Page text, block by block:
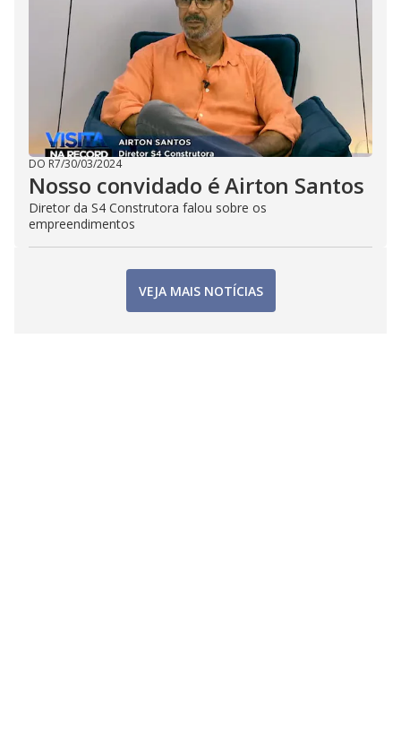
DO R7/30/03/2024
Nosso convidado é Airton Santos
Diretor da S4 Construtora falou sobre os
empreendimentos
VEJA MAIS NOTÍCIAS